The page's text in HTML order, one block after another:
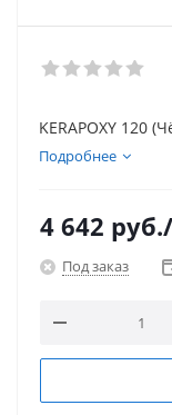
KERAPOXY 120
Подробнее
4 642 руб.
Под заказ